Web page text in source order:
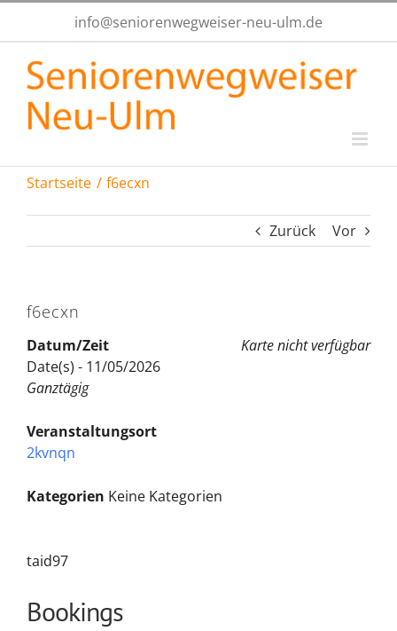
info@seniorenwegweiser-neu-ulm.de
Startseite f6ecxn
Zurück Vor
f6ecxn
Karte nicht verfügbar
Datum/Zeit
Date(s) - 11/05/2026
Ganztägig
Veranstaltungsort
2kvnqn
Kategorien Keine Kategorien
taid97
Bookings